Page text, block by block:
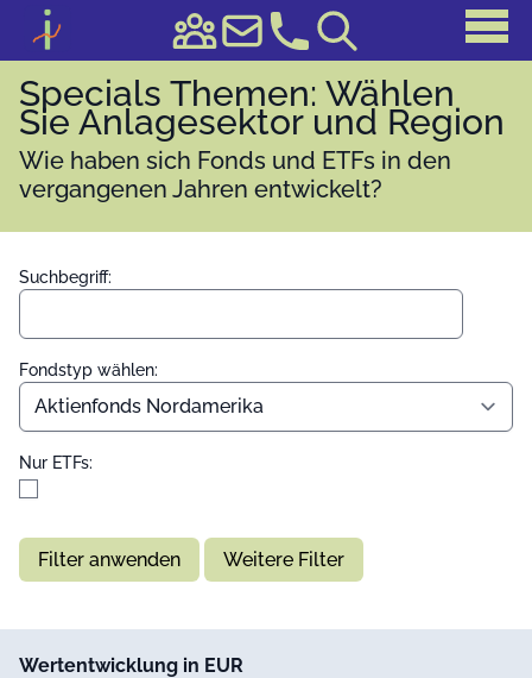
Specials Themen: Wählen
Sie Anlagesektor und Region
Wie haben sich Fonds und ETFs in den
vergangenen Jahren entwickelt?
Suchbegriff:
Fondstyp wählen:
Nur ETFs:
Filter anwenden Weitere Filter
Wertentwicklung in EUR